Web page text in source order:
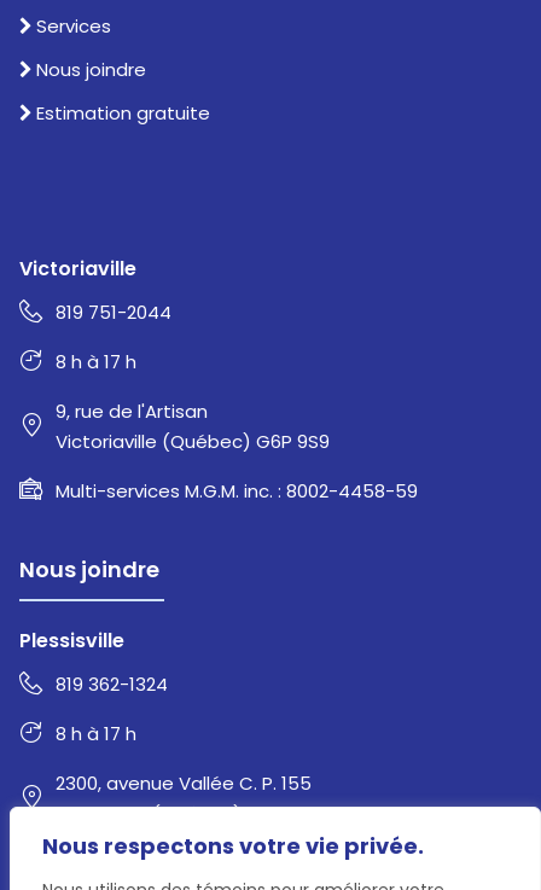
Nous respectons votre vie privée.
Nous joindre
Plessisville
819 362-1324
8 h à 17 h
2300, avenue Vallée C. P. 155
Plessisville (Québec) G6L 2Y7
Ventilation LR inc. : 8004-7327-38
Victoriaville
819 751-2044
8 h à 17 h
9, rue de l'Artisan
Victoriaville (Québec) G6P 9S9
Multi-services M.G.M. inc. : 8002-4458-59
Services
Nous joindre
Estimation gratuite